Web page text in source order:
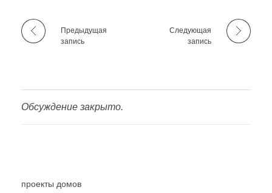
Предыдущая
запись
Следующая
запись
Обсуждение закрыто.
проекты домов